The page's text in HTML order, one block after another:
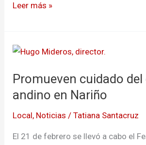
Leer más »
Promueven cuidado del
andino en Nariño
Local, Noticias /Tatiana Santacruz
El 21 de febrero se llevó a cabo el
Promueven
del
oso
en
Nariño